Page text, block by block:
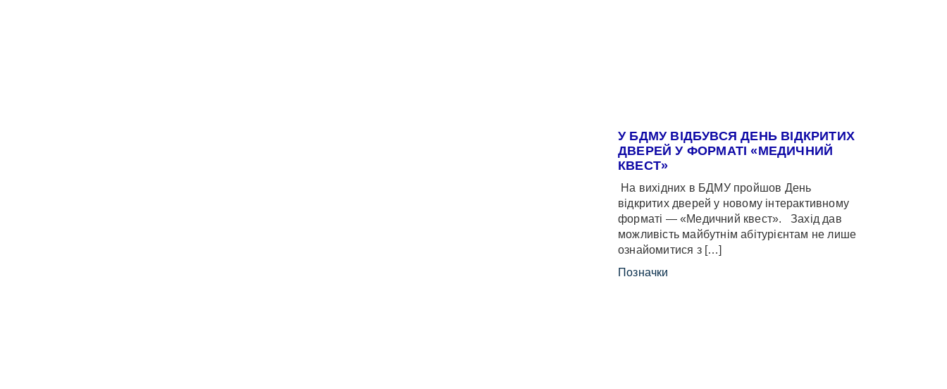
У БДМУ ВІДБУВСЯ ДЕНЬ ВІДКРИТИХ
ДВЕРЕЙ У ФОРМАТІ «МЕДИЧНИЙ
КВЕСТ»
На вихідних в БДМУ пройшов День
відкритих дверей у новому інтерактивному
форматі — «Медичний квест». Захід дав
можливість майбутнім абітурієнтам не лише
ознайомитися з […]
Позначки